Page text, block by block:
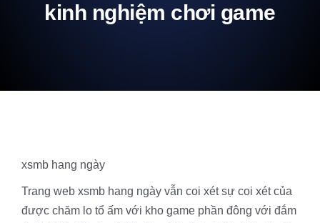
kinh nghiệm chơi game
xsmb hang ngày
Trang web xsmb hang ngày vẫn coi xét sự coi xét của
được chăm lo tổ ấm với kho game phần đông với đắm